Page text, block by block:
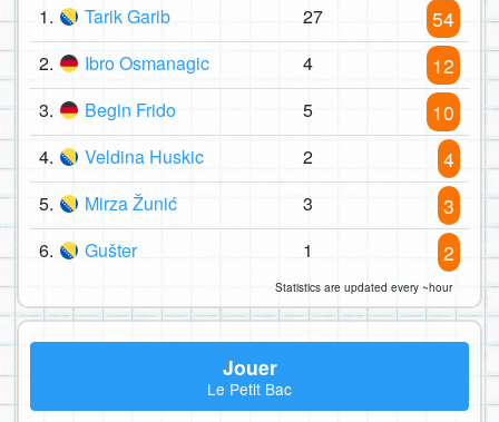
1.
Tarik Garib 27 54
2. Ibro Osmanagic 4 12
3. Begin Frido 5 10
4. Veldina Huskic 2 4
5. Mirza Žunić 3 3
6. Gušter 1 2
Statistics are updated every ~hour
Jouer
Le Petit Bac